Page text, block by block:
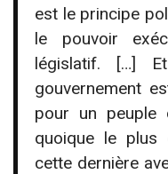
est le principe
le pouvoir
législatif. […]
gouvernement
pour un peuple
quoique le
cette dernière